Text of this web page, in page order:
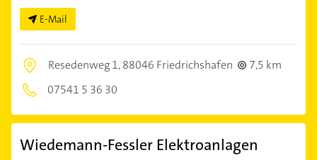
E-Mail
Resedenweg 1,88046 Friedrichshafen
7,5 km
07541 5 36 30
Wiedemann-Fessler Elektroanlagen